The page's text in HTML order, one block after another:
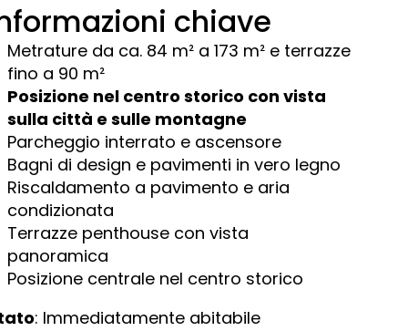
chiave
Metrature da ca. 84 m² a 173 m² e terrazze
fino a 90 m²
Posizione nel centro storico con vista
sulla città e sulle montagne
Parcheggio interrato e ascensore
Bagni di design e pavimenti in vero legno
Riscaldamento a pavimento e aria
condizionata
Terrazze penthouse con vista
panoramica
Posizione centrale nel centro storico
: Immediatamente abitabile